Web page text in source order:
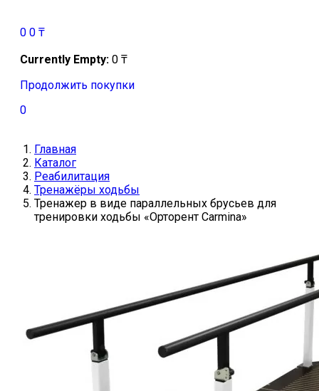
0 0 ₸
Currently Empty: 0 ₸
Продолжить покупки
0
Главная
Каталог
Реабилитация
Тренажёры ходьбы
Тренажер в виде параллельных брусьев для
тренировки ходьбы «Орторент Carmina»